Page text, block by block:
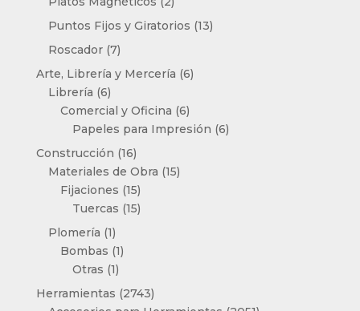
productos
Puntos Fijos y Giratorios 1313
Roscador 77
productos
Arte, Librería y Mercería 66
Librería 66
productos
Comercial y Oficina 66
productos
Papeles para Impresión 66
Construcción 1616
productos
Materiales de Obra 1515
Fijaciones 1515
productos
Tuercas 1515
Plomería 11
producto
Bombas 11
Otras 11
producto
Herramientas 27432743